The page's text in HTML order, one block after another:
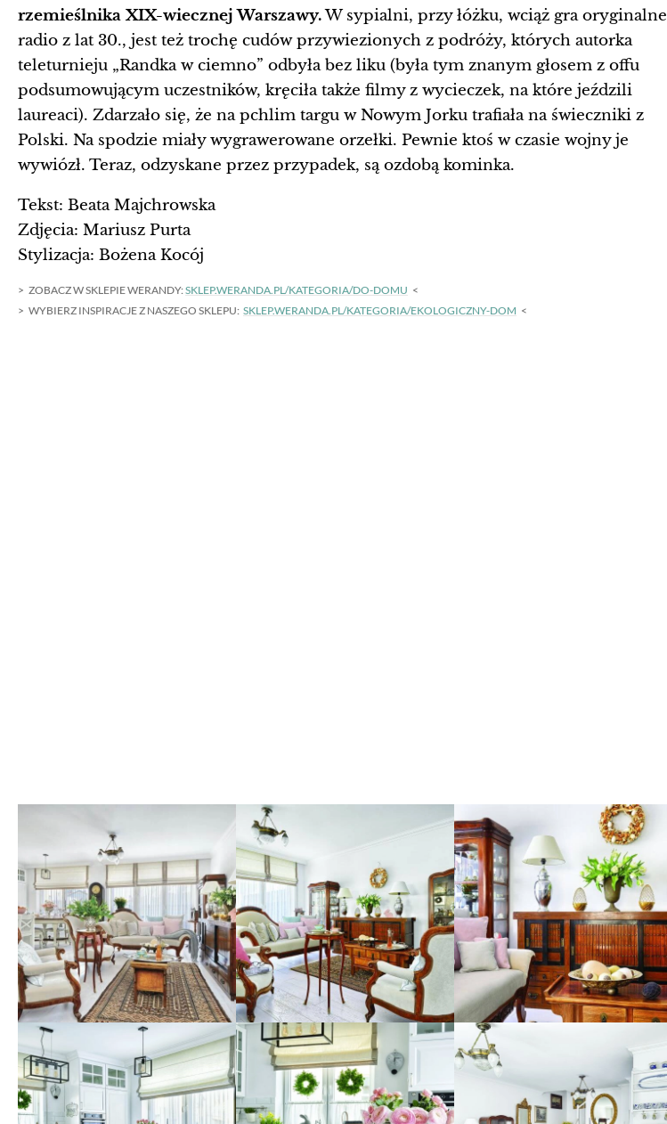
rzemieślnika XIX-wiecznej Warszawy.W sypialni, przy łóżku, wciąż gra oryginalne
radio z lat 30., jest też trochę cudów przywiezionych z podróży, których autorka
teleturnieju „Randka w ciemno” odbyła bez liku (była tym znanym głosem z offu
podsumowującym uczestników, kręciła także filmy z wycieczek, na które jeździli
laureaci). Zdarzało się, że na pchlim targu w Nowym Jorku trafiała na świeczniki z
Polski. Na spodzie miały wygrawerowane orzełki. Pewnie ktoś w czasie wojny je
wywiózł. Teraz, odzyskane przez przypadek, są ozdobą kominka.
Tekst: Beata Majchrowska
Zdjęcia: Mariusz Purta
Stylizacja: Bożena Kocój
ZOBACZ W SKLEPIE WERANDY:SKLEP.WERANDA.PL/KATEGORIA/DO-DOMU
WYBIERZ INSPIRACJE Z NASZEGO SKLEPU: SKLEP.WERANDA.PL/KATEGORIA/EKOLOGICZNY-DOM